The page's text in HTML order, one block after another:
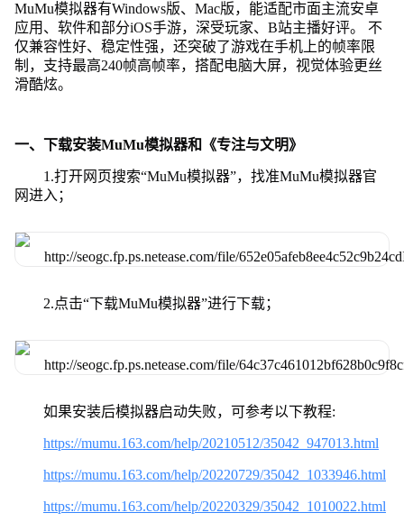
MuMu模拟器有Windows版、Mac版，能适配市面主流安卓
应用、软件和部分iOS手游，深受玩家、B站主播好评。 不
仅兼容性好、稳定性强，还突破了游戏在手机上的帧率限
制，支持最高240帧高帧率，搭配电脑大屏，视觉体验更丝
滑酷炫。
一、下载安装MuMu模拟器和《专注与文明》
1.打开网页搜索“MuMu模拟器”，找准MuMu模拟器官
网进入；
2.点击“下载MuMu模拟器”进行下载；
如果安装后模拟器启动失败，可参考以下教程:
https://mumu.163.com/help/20210512/35042_947013.html
https://mumu.163.com/help/20220729/35042_1033946.html
https://mumu.163.com/help/20220329/35042_1010022.html